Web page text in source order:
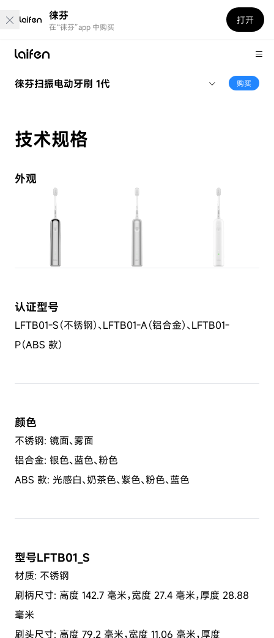
徕芬
在“徕芬”app 中购买
打开
徕芬扫振电动牙刷 1代 购买
技术规格
外观
认证型号
LFTB01-S（不锈钢）、LFTB01-A（铝合金）、LFTB01-
P（ABS 款）
颜色
不锈钢: 镜面、雾面
铝合金: 银色、蓝色、粉色
ABS 款: 光感白、奶茶色、紫色、粉色、蓝色
型号LFTB01_S
材质: 不锈钢
刷柄尺寸: 高度 142.7 毫米，宽度 27.4 毫米，厚度 28.88
毫米
刷头尺寸: 高度 79.2 毫米，宽度 11.06 毫米，厚度